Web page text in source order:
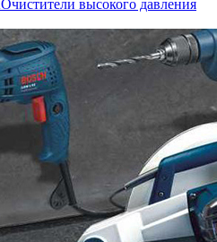
Очистители высокого давления